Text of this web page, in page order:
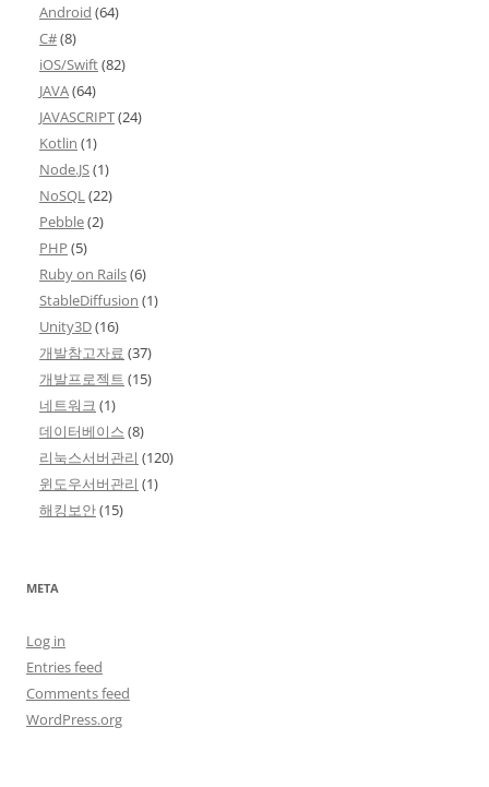
Android (64)
C#(8)
iOS/Swift(82)
JAVA(64)
JAVASCRIPT(24)
Kotlin (1)
Node.JS(1)
NoSQL (22)
Pebble(2)
PHP (5)
Ruby on Rails(6)
StableDiffusion (1)
Unity3D(16)
개발참고자료 (37)
개발프로젝트 (15)
네트워크 (1)
데이터베이스 (8)
리눅스서버관리 (120)
윈도우서버관리 (1)
해킹보안(15)
META
Log in
Entries feed
Comments feed
WordPress.org